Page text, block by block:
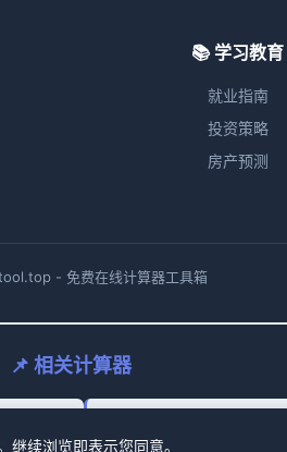
续浏览即表示您同意。
📚 学习教育
就业指南
投资策略
房产预测
- 免费在线计算器工具箱
📌 相关计算器